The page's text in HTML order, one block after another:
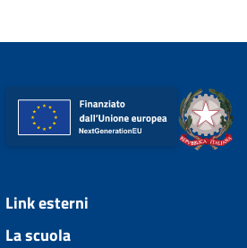
Link esterni
La scuola